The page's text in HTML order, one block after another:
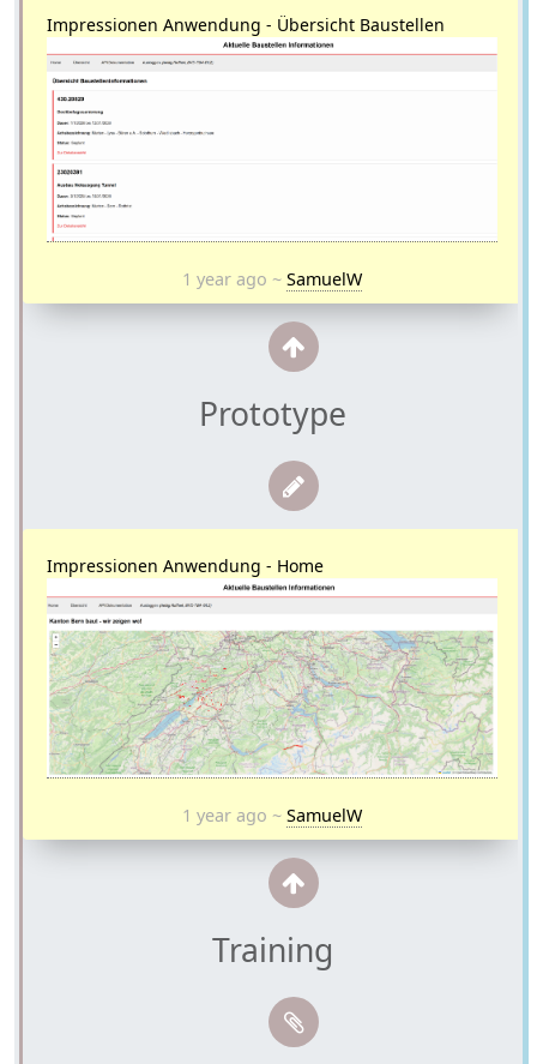
Impressionen Anwendung - Übersicht Baustellen
1 year ago ~ SamuelW
Prototype
Impressionen Anwendung - Home
1 year ago ~ SamuelW
Training